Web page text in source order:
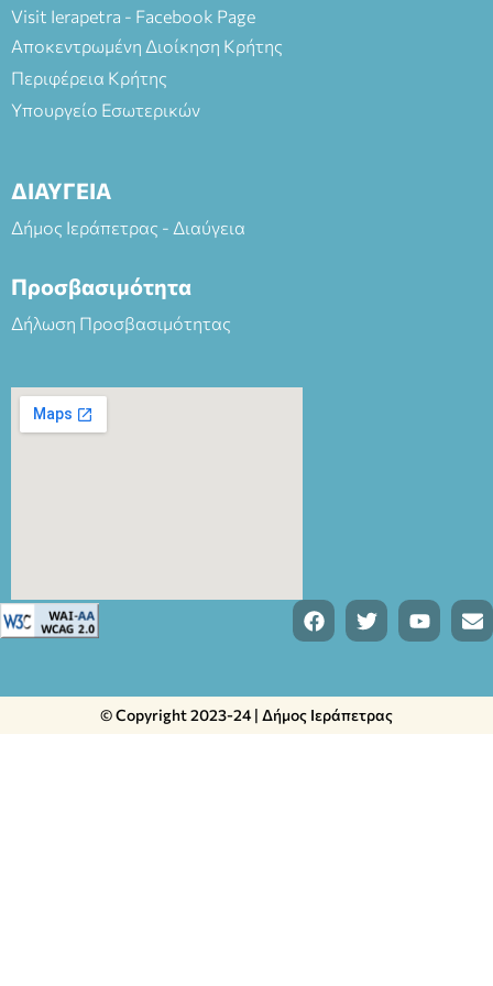
Visit Ierapetra - Facebook Page
Αποκεντρωμένη Διοίκηση Κρήτης
Περιφέρεια Κρήτης
Υπουργείο Εσωτερικών
ΔΙΑΥΓΕΙΑ
Δήμος Ιεράπετρας - Διαύγεια
Προσβασιμότητα
Δήλωση Προσβασιμότητας
© Copyright 2023-24 | Δήμος Ιεράπετρας